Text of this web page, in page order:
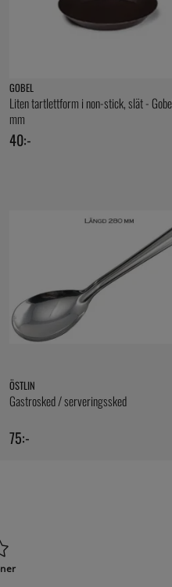
GOBEL
Liten tartlettform i non-stick, slät -
mm
40:-
ÖSTLIN
Gastrosked / serveringssked
75:-